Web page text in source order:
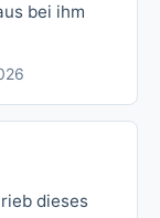
bei ihm
dieses